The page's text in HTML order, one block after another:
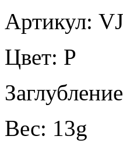
Артикул:
Цвет: P
Вес: 13g